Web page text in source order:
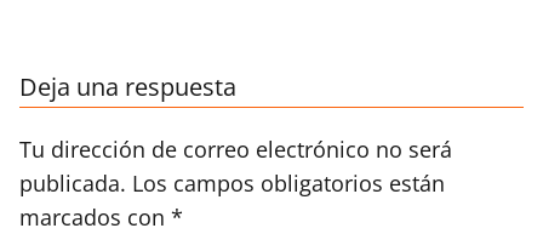
Deja una respuesta
Tu dirección de correo electrónico no será
publicada. Los campos obligatorios están
marcados con *